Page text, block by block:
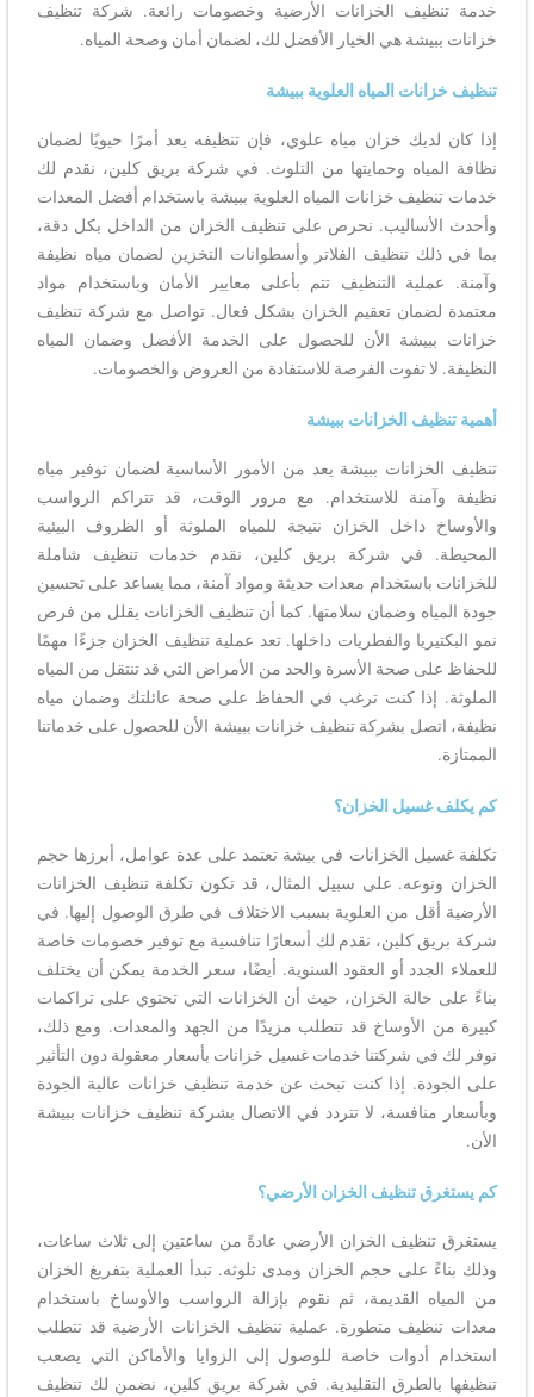
خدمة تنظيف الخزانات الأرضية وخصومات رائعة. شركة تنظيف
خزانات ببيشة هي الخيار الأفضل لك، لضمان أمان وصحة المياه.
تنظيف خزانات المياه العلوية ببيشة
إذا كان لديك خزان مياه علوي، فإن تنظيفه يعد أمرًا حيويًا لضمان
نظافة المياه وحمايتها من التلوث. في شركة بريق كلين، نقدم لك
خدمات تنظيف خزانات المياه العلوية ببيشة باستخدام أفضل المعدات
وأحدث الأساليب. نحرص على تنظيف الخزان من الداخل بكل دقة،
بما في ذلك تنظيف الفلاتر وأسطوانات التخزين لضمان مياه نظيفة
وآمنة. عملية التنظيف تتم بأعلى معايير الأمان وباستخدام مواد
معتمدة لضمان تعقيم الخزان بشكل فعال. تواصل مع شركة تنظيف
خزانات ببيشة الأن للحصول على الخدمة الأفضل وضمان المياه
النظيفة. لا تفوت الفرصة للاستفادة من العروض والخصومات.
أهمية تنظيف الخزانات ببيشة
تنظيف الخزانات ببيشة يعد من الأمور الأساسية لضمان توفير مياه
نظيفة وآمنة للاستخدام. مع مرور الوقت، قد تتراكم الرواسب
والأوساخ داخل الخزان نتيجة للمياه الملوثة أو الظروف البيئية
المحيطة. في شركة بريق كلين، نقدم خدمات تنظيف شاملة
للخزانات باستخدام معدات حديثة ومواد آمنة، مما يساعد على تحسين
جودة المياه وضمان سلامتها. كما أن تنظيف الخزانات يقلل من فرص
نمو البكتيريا والفطريات داخلها. تعد عملية تنظيف الخزان جزءًا مهمًا
للحفاظ على صحة الأسرة والحد من الأمراض التي قد تنتقل من المياه
الملوثة. إذا كنت ترغب في الحفاظ على صحة عائلتك وضمان مياه
نظيفة، اتصل بشركة تنظيف خزانات ببيشة الأن للحصول على خدماتنا
الممتازة.
كم يكلف غسيل الخزان؟
تكلفة غسيل الخزانات في بيشة تعتمد على عدة عوامل، أبرزها حجم
الخزان ونوعه. على سبيل المثال، قد تكون تكلفة تنظيف الخزانات
الأرضية أقل من العلوية بسبب الاختلاف في طرق الوصول إليها. في
شركة بريق كلين، نقدم لك أسعارًا تنافسية مع توفير خصومات خاصة
للعملاء الجدد أو العقود السنوية. أيضًا، سعر الخدمة يمكن أن يختلف
بناءً على حالة الخزان، حيث أن الخزانات التي تحتوي على تراكمات
كبيرة من الأوساخ قد تتطلب مزيدًا من الجهد والمعدات. ومع ذلك،
نوفر لك في شركتنا خدمات غسيل خزانات بأسعار معقولة دون التأثير
على الجودة. إذا كنت تبحث عن خدمة تنظيف خزانات عالية الجودة
وبأسعار منافسة، لا تتردد في الاتصال بشركة تنظيف خزانات ببيشة
الأن.
كم يستغرق تنظيف الخزان الأرضي؟
يستغرق تنظيف الخزان الأرضي عادةً من ساعتين إلى ثلاث ساعات،
وذلك بناءً على حجم الخزان ومدى تلوثه. تبدأ العملية بتفريغ الخزان
من المياه القديمة، ثم نقوم بإزالة الرواسب والأوساخ باستخدام
معدات تنظيف متطورة. عملية تنظيف الخزانات الأرضية قد تتطلب
استخدام أدوات خاصة للوصول إلى الزوايا والأماكن التي يصعب
تنظيفها بالطرق التقليدية. في شركة بريق كلين، نضمن لك تنظيف